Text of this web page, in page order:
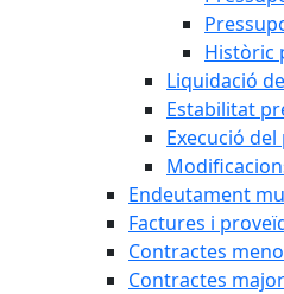
Històric
Liquidació
Estabilitat
Execució
Endeutament
Factures i
Contractes
Contractes